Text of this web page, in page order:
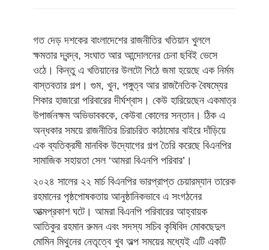
গত দেড় দশকের বাংলাদেশের রাজনীতির খতিয়ান খুললে
ক্ষমতার দ্বন্দ্ব, সংঘাত আর আন্দোলনের চেনা ছবিই ভেসে
ওঠে। কিন্তু এ খতিয়ানের উলটো পিঠে জমা হয়েছে এক নির্মম
বাস্তবতার গল্প। গুম, খুন, পঙ্গুত্ব আর রাজনৈতিক বৈষম্যের
শিকার হাজারো পরিবারের দীর্ঘশ্বাস। কেউ হারিয়েছেন একমাত্র
উপার্জনক্ষম অভিভাবককে, কেউবা কোলের সন্তান। ঠিক এ
অন্ধকার সময়ে রাজনীতির চিরাচরিত কাঠামোর বাইরে দাঁড়িয়ে
এক ব্যতিক্রমী মানবিক উদ্যোগের গল্প তৈরি করেছে বিএনপির
সামাজিক সহায়তা সেল ‘আমরা বিএনপি পরিবার’।
২০২৪ সালের ২২ মার্চ বিএনপির ভারপ্রাপ্ত চেয়ারম্যান তারেক
রহমানের পৃষ্ঠপোষকতায় আনুষ্ঠানিকভাবে এ সংগঠনের
আত্মপ্রকাশ ঘটে। আমরা বিএনপি পরিবারের আহ্বায়ক
আতিকুর রহমান রুমন এবং সদস্য সচিব কৃষিবিদ মোকছেদুল
মোমিন মিথুনের নেতৃত্বে খুব অল্প সময়ের মধ্যেই এটি একটি